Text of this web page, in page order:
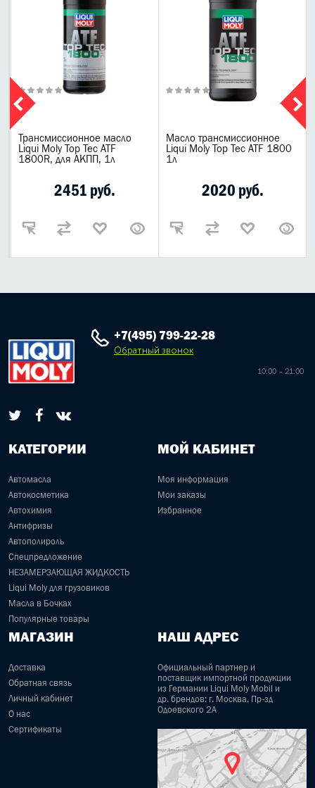
Трансмиссионное масло
Liqui Moly Top Tec ATF
1800R, для АКПП, 1л
2451 руб.
Масло трансмиссионное
Liqui Moly Top Tec ATF 1800
1л
2020 руб.
+7(495) 799-22-28
Обратный звонок
10:00 – 21:00
КАТЕГОРИИ
Автомасла
Автокосметика
Автохимия
Антифризы
Автополироль
Спецпредложение
НЕЗАМЕРЗАЮЩАЯ ЖИДКОСТЬ
Liqui Moly для грузовиков
Масла в Бочках
Популярные товары
МОЙ КАБИНЕТ
Моя информация
Мои заказы
Избранное
МАГАЗИН
Доставка
Обратная связь
Личный кабинет
О нас
Сертификаты
НАШ АДРЕС
Официальный партнер и
поставщик импортной продукции
из Германии Liqui Moly Mobil и
др. брендов: г. Москва, Пр-зд
Одоевского 2А